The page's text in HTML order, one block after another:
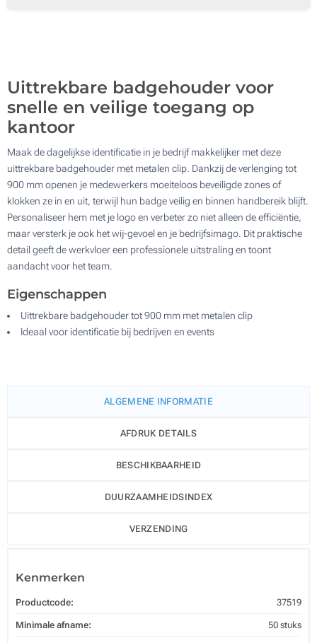
Uittrekbare badgehouder voor
snelle en veilige toegang op
kantoor
Maak de dagelijkse identificatie in je bedrijf makkelijker met deze
uittrekbare badgehouder met metalen clip. Dankzij de verlenging tot
900 mm openen je medewerkers moeiteloos beveiligde zones of
klokken ze in en uit, terwijl hun badge veilig en binnen handbereik blijft.
Personaliseer hem met je logo en verbeter zo niet alleen de efficiëntie,
maar versterk je ook het wij-gevoel en je bedrijfsimago. Dit praktische
detail geeft de werkvloer een professionele uitstraling en toont
aandacht voor het team.
Eigenschappen
Uittrekbare badgehouder tot 900 mm met metalen clip
Ideaal voor identificatie bij bedrijven en events
ALGEMENE INFORMATIE
AFDRUK DETAILS
BESCHIKBAARHEID
DUURZAAMHEIDSINDEX
VERZENDING
Kenmerken
Productcode: 37519
Minimale afname: 50 stuks